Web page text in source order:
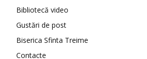
Bibliotecă video
Gustări de post
Biserica Sfinta Treime
Contacte